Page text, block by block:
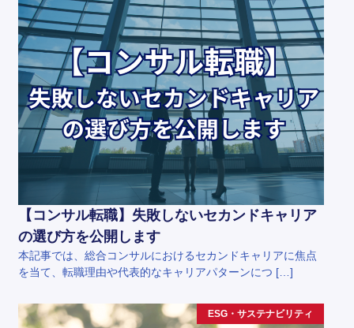
【コンサル転職】失敗しないセカンドキャリア
の選び方を公開します
本記事では、総合コンサルにおけるセカンドキャリアに焦点
を当て、転職理由や代表的なキャリアパターンにつ […]
ESG・サステナビリティ